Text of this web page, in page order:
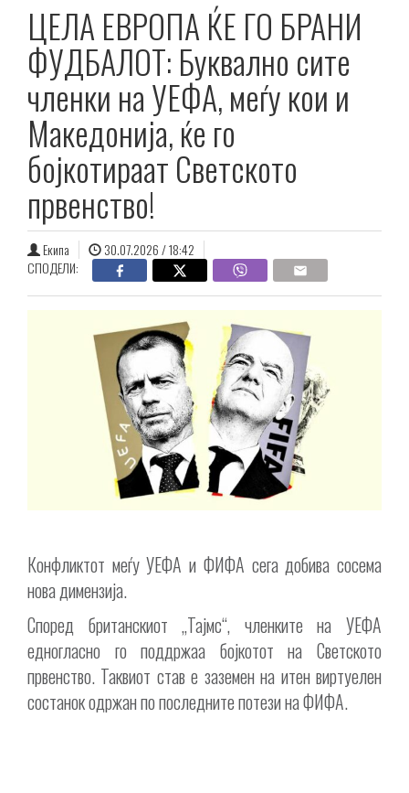
ЦЕЛА ЕВРОПА ЌЕ ГО БРАНИ
ФУДБАЛОТ: Буквално сите
членки на УЕФА, меѓу кои и
Македонија, ќе го
бојкотираат Светското
првенство!
Екипа
30.07.2026 / 18:42
СПОДЕЛИ:
Конфликтот меѓу УЕФА и ФИФА сега добива сосема
нова димензија.
Според британскиот „Тајмс“, членките на УЕФА
едногласно го поддржаа бојкотот на Светското
првенство. Таквиот став е заземен на итен виртуелен
состанок одржан по последните потези на ФИФА.